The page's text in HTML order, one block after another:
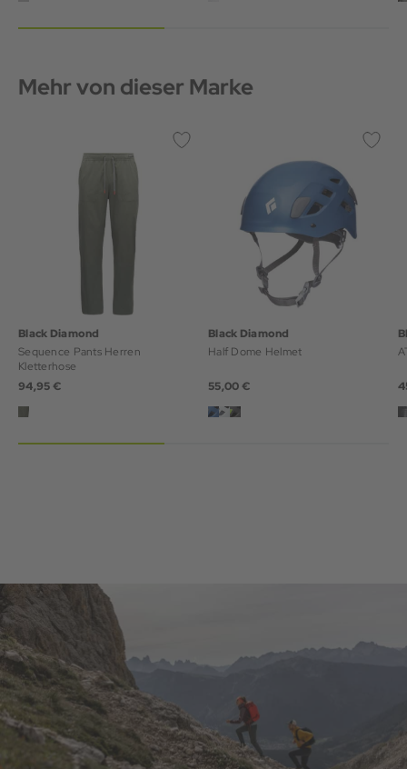
Mehr von dieser Marke
Black Diamond
Sequence Pants Herren
Kletterhose
94,95 €
Black Diamond
Half Dome Helmet
55,00 €